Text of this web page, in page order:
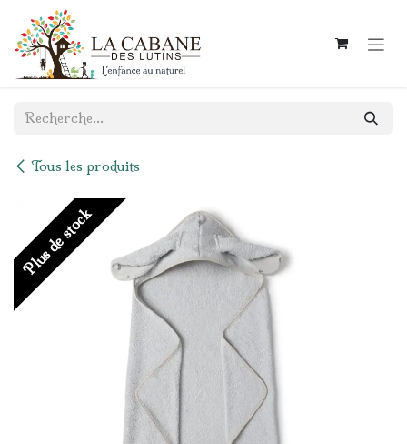
Se rendre au contenu
Tous les produits
Plus de stock